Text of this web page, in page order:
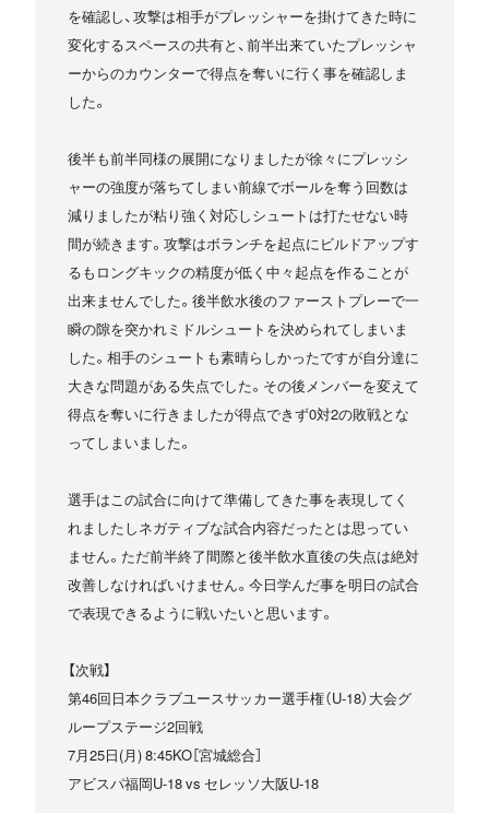
を確認し、攻撃は相手がプレッシャーを掛けてきた時に
変化するスペースの共有と、前半出来ていたプレッシャ
ーからのカウンターで得点を奪いに行く事を確認しま
した。
後半も前半同様の展開になりましたが徐々にプレッシ
ャーの強度が落ちてしまい前線でボールを奪う回数は
減りましたが粘り強く対応しシュートは打たせない時
間が続きます。攻撃はボランチを起点にビルドアップす
るもロングキックの精度が低く中々起点を作ることが
出来ませんでした。後半飲水後のファーストプレーで一
瞬の隙を突かれミドルシュートを決められてしまいま
した。相手のシュートも素晴らしかったですが自分達に
大きな問題がある失点でした。その後メンバーを変えて
得点を奪いに行きましたが得点できず0対2の敗戦とな
ってしまいました。
選手はこの試合に向けて準備してきた事を表現してく
れましたしネガティブな試合内容だったとは思ってい
ません。ただ前半終了間際と後半飲水直後の失点は絶対
改善しなければいけません。今日学んだ事を明日の試合
で表現できるように戦いたいと思います。
【次戦】
第46回日本クラブユースサッカー選手権（U-18）大会グ
ループステージ2回戦
7月25日(月) 8:45KO［宮城総合］
アビスパ福岡U-18 vs セレッソ大阪U-18